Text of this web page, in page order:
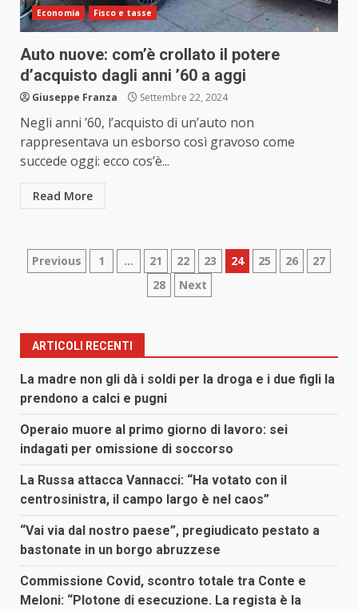
Economia Fisco e tasse
Auto nuove: com’è crollato il potere
d’acquisto dagli anni ’60 a aggi
Giuseppe Franza Settembre 22, 2024
Negli anni ’60, l’acquisto di un’auto non
rappresentava un esborso così gravoso come
succede oggi: ecco cos’è...
Read More
Paginazione
articoli
Previous 1 … 21 22 23 24 25 26
27
28
Next
ARTICOLI RECENTI
La madre non gli dà i soldi per la droga e i due figli la
prendono a calci e pugni
Operaio muore al primo giorno di lavoro: sei
indagati per omissione di soccorso
La Russa attacca Vannacci: “Ha votato con il
centrosinistra, il campo largo è nel caos”
“Vai via dal nostro paese”, pregiudicato pestato a
bastonate in un borgo abruzzese
Commissione Covid, scontro totale tra Conte e
Meloni: “Plotone di esecuzione. La regista è la